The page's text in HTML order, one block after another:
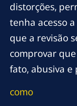
distorções,
tenha acesso
que a revisão
comprovar
fato, abusiva e
como